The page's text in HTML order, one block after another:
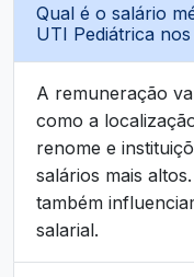
Qual é o salário
UTI Pediátrica
A remuneração
como a
renome e
salários mais
também
salarial.